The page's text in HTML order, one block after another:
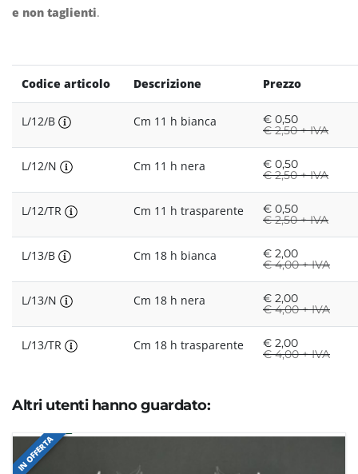
e non taglienti.
Codice articolo Descrizione Prezzo
L/12/B Cm 11 h bianca € 0,50
€2,50 + IVA
L/12/N Cm 11 h nera € 0,50
€2,50 + IVA
L/12/TR Cm 11 h trasparente € 0,50
€2,50 + IVA
L/13/B Cm 18 h bianca € 2,00
€4,00 + IVA
L/13/N Cm 18 h nera € 2,00
€4,00 + IVA
L/13/TR Cm 18 h trasparente € 2,00
€4,00 + IVA
Altri utenti hanno guardato:
IN OFFERTA